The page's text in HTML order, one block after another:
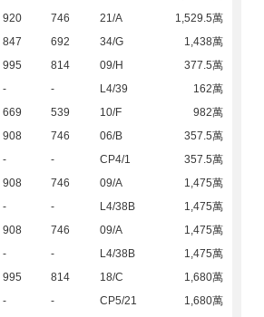
920 746 21/A
1,529.5萬
847 692 34/G
1,438萬
995 814 09/H
377.5萬
- - L4/39
162萬
669 539 10/F
982萬
908 746 06/B
357.5萬
- - CP4/1
357.5萬
908 746 09/A
1,475萬
- - L4/38B
1,475萬
908 746 09/A
1,475萬
- - L4/38B
1,475萬
995 814 18/C
1,680萬
- - CP5/21
1,680萬